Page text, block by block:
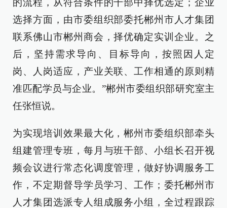
的流程，从符合条件的干部中择优选定；企业
选择方面，由市委组织部委托郴州市人才集团
联系佛山市郴州商会，择优确定实训企业。之
后，坚持需求导向、目标导向，按照因人定
岗、人岗适应，产业关联、工作相通的原则精
准匹配学员与企业。”郴州市委组织部研究室主
任张恒说。
为实现培训效果最大化，郴州市委组织部牵头
组建管理专班，每月与班干部、小组长召开视
频会议进行常态化调度管理，做好协调服务工
作，不定期督导学员学习、工作；委托郴州市
人才集团选派专人组成服务小组，全过程跟踪